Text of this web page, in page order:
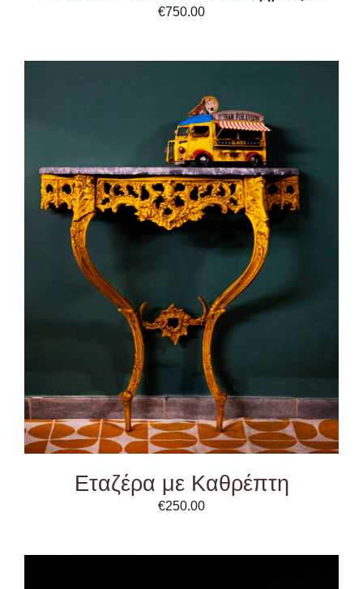
€750.00
ADD TO CART
/
DETAILS
Εταζέρα με Καθρέπτη
€250.00